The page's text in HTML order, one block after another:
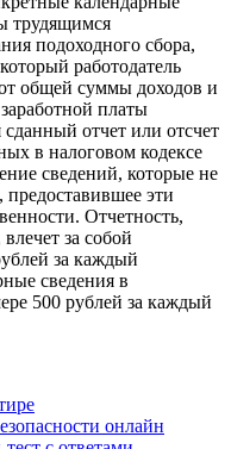
трудящимся
подоходного сбора,
работодатель
общей суммы доходов и
платы
отчет или отсчет
в налоговом кодексе
сведений, которые не
эти
Отчетность,
за собой
за каждый
сведения в
500 рублей за каждый
онлайн